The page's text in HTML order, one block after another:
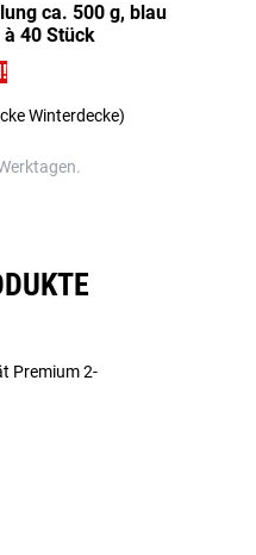
ca. 500 g, blau
40 Stück
Winterdecke)